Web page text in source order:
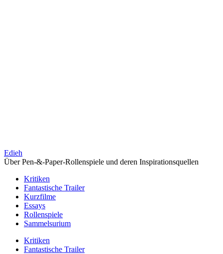
Edieh
Über Pen-&-Paper-Rollenspiele und deren Inspirationsquellen
Kritiken
Fantastische Trailer
Kurzfilme
Essays
Rollenspiele
Sammelsurium
Kritiken
Fantastische Trailer